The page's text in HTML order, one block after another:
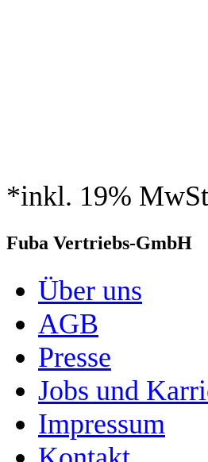
*inkl. 19%
Fuba Vertriebs-GmbH
Über uns
AGB
Presse
Jobs und
Impressum